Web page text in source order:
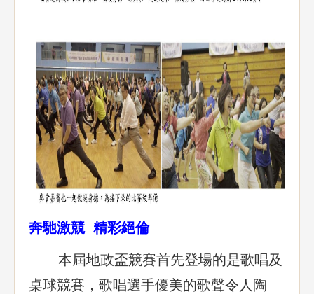
奔馳激競 精彩絕倫
本屆地政盃競賽首先登場的是歌唱及
桌球競賽，歌唱選手優美的歌聲令人陶